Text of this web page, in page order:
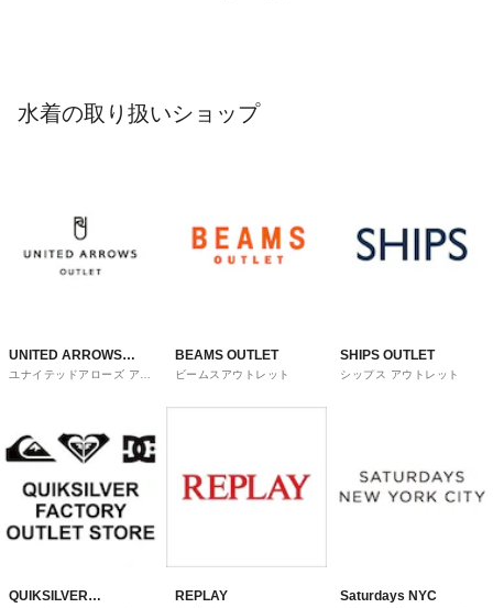
水着の取り扱いショップ
UNITED ARROWS
OUTLET
ユナイテッドアローズ アウ
BEAMS OUTLET
ビームスアウトレット
SHIPS OUTLET
シップス アウトレット
QUIKSILVER
REPLAY Saturdays NYC